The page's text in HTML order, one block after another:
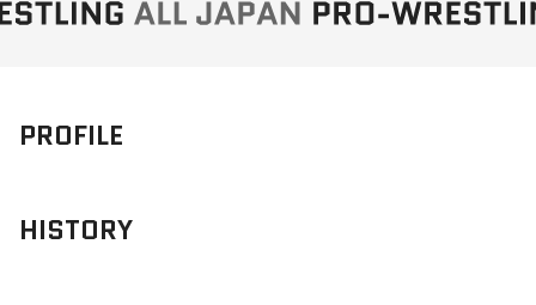
PROFILE
HISTORY